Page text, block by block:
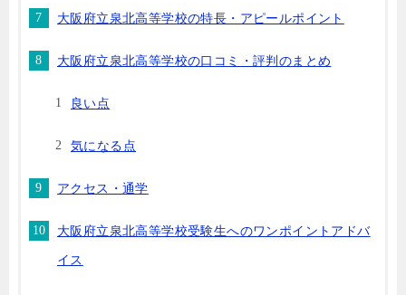
大阪府立泉北高等学校の特長・アピールポイント
大阪府立泉北高等学校の口コミ・評判のまとめ
良い点
気になる点
アクセス・通学
大阪府立泉北高等学校受験生へのワンポイントアドバ
イス